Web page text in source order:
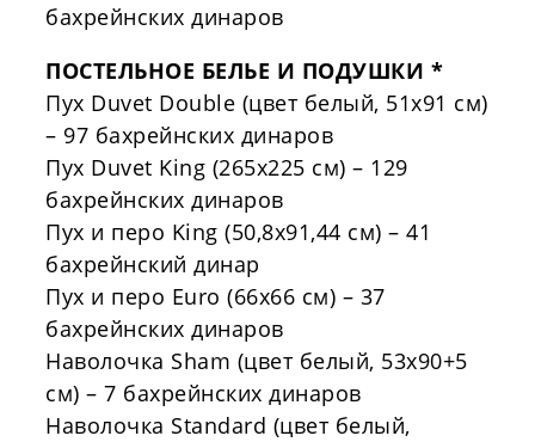
бахрейнских динаров
ПОСТЕЛЬНОЕ БЕЛЬЕ И ПОДУШКИ *
Пух Duvet Double (цвет белый, 51x91 см)
– 97 бахрейнских динаров
Пух Duvet King (265x225 см) – 129
бахрейнских динаров
Пух и перо King (50,8x91,44 см) – 41
бахрейнский динар
Пух и перо Euro (66x66 см) – 37
бахрейнских динаров
Наволочка Sham (цвет белый, 53x90+5
см) – 7 бахрейнских динаров
Наволочка Standard (цвет белый,